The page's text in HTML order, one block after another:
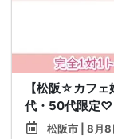
【松阪☆カフ
代・50代限定♡
松阪市 | 8月